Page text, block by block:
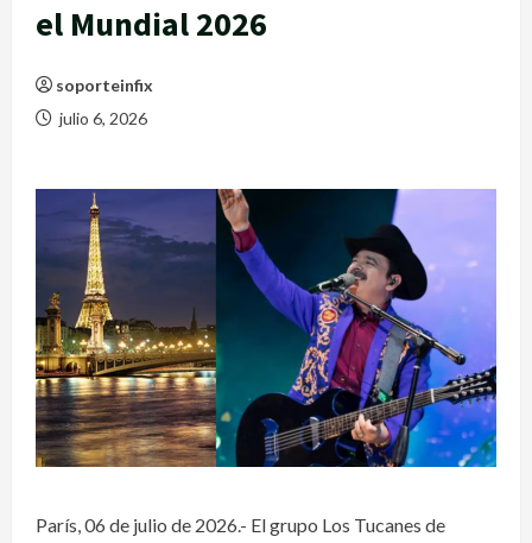
el Mundial 2026
soporteinfix
julio 6, 2026
París, 06 de julio de 2026.- El grupo Los Tucanes de